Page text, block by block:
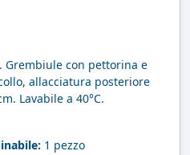
Grembiule con pettorina e
allacciatura posteriore
Lavabile a 40°C.
1 pezzo